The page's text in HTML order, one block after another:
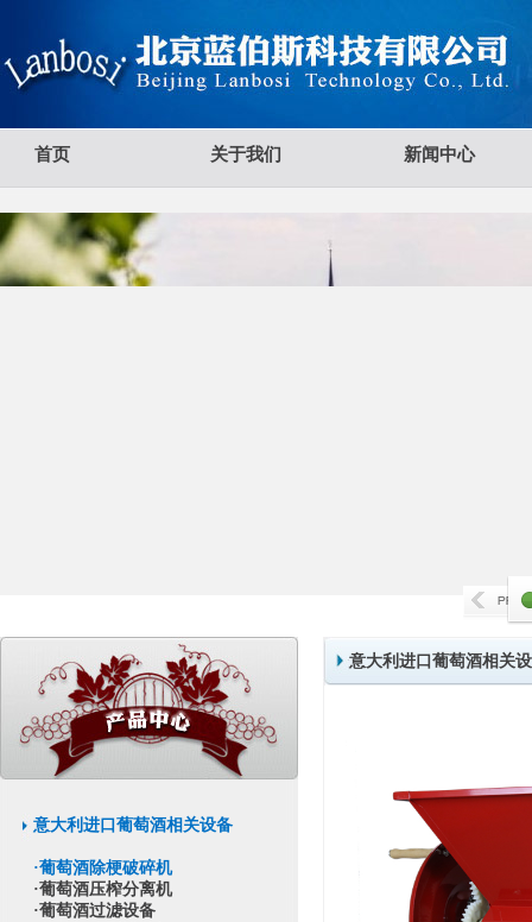
首页 关于我们 新闻中心
意大利进口葡萄酒相关设备
·葡萄酒除梗破碎机
·葡萄酒压榨分离机
·葡萄酒过滤设备
意大利进口葡萄酒相关